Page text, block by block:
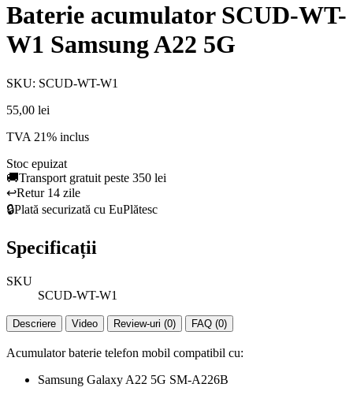
Baterie acumulator SCUD-WT-
W1 Samsung A22 5G
SKU: SCUD-WT-W1
55,00 lei
TVA 21% inclus
Stoc epuizat
🚚Transport gratuit peste 350 lei
↩️Retur 14 zile
🔒Plată securizată cu EuPlătesc
Specificații
SKU
SCUD-WT-W1
Descriere Video Review-uri (0) FAQ (0)
Acumulator baterie telefon mobil compatibil cu:
Samsung Galaxy A22 5G SM-A226B